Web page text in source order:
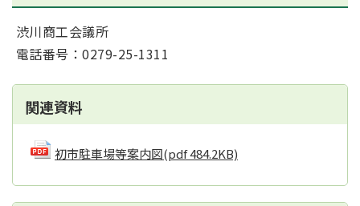
渋川商工会議所
電話番号：0279-25-1311
関連資料
初市駐車場等案内図(pdf 484.2KB)